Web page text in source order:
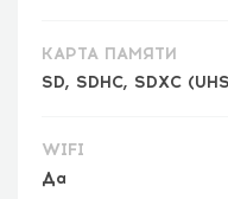
КАРТА ПАМЯТИ
SD, SDHC, SDXC
WIFI
Да